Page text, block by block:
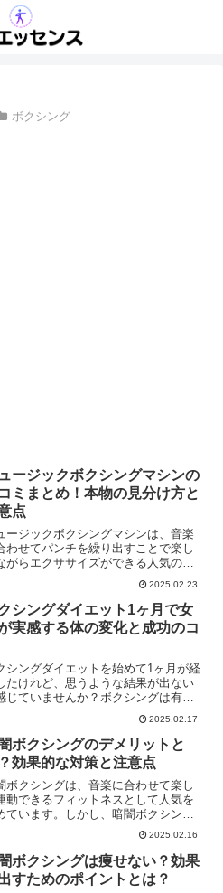
ボクシング
ージックボクシングマシンの
ミまとめ！本物の見分け方と
点
ージックボクシングマシンは、音楽
わせてパンチを繰り出すことで楽し
がらエクササイズができる人気のフ
グマシンの口コミを調べている方の
は、実際の効果や使い心地、本物の
方について気になって...
2025.02.23
シングダイエット1ヶ月で女
実感する体の変化と成功のコ
シングダイエットを始めて1ヶ月が経
たけれど、思うような結果が出ない
じていませんか？ボクシングは有酸
エクササイズで、1ヶ月続けることで
さまざまな変化が現れます。しか
体重だけに注目する...
2025.02.17
ボクシングのデメリットと
効果的な対策と注意点
ボクシングは、音楽に合わせて楽し
動できるフィットネスとして人気を
ています。しかし、暗闇ボクシング
メリットだけでなく、注意すべきポ
トもあります。例えば、暗闇の環境
フォームを確認しにくく、正しい動
身につけるのが難しい...
2025.02.16
ボクシングは痩せない？効果
すためのポイントとは？